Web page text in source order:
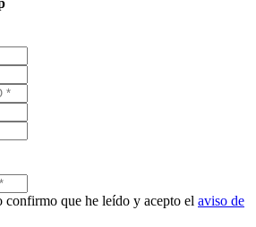
que he leído y acepto el aviso de